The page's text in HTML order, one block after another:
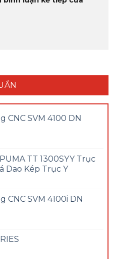
CNC SVM 4100 DN
TT 1300SYY Trục
Dao Kép Trục Y
CNC SVM 4100i DN